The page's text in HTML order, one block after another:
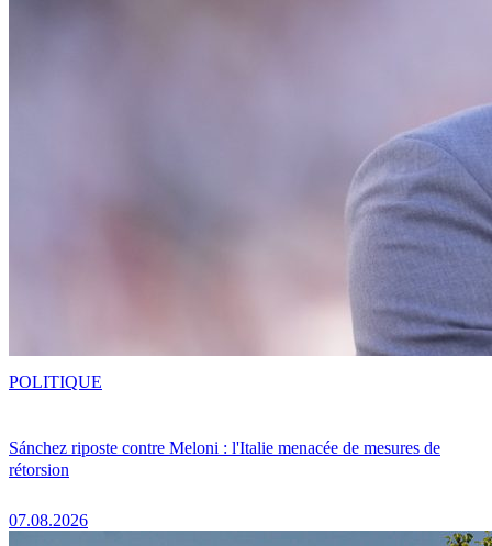
Sánchez riposte contre Meloni : l'Italie menacée de mesures de
rétorsion
07.08.2026
POLITIQUE